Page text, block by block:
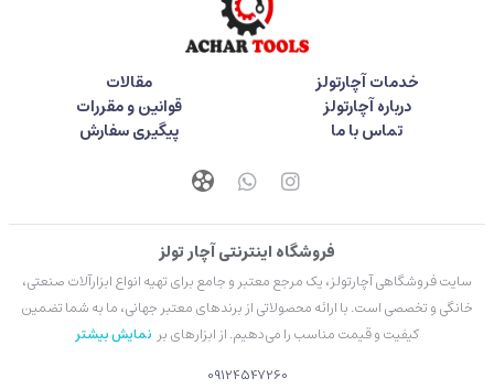
خدمات آچارتولز
مقالات
درباره آچارتولز
قوانین و مقررات
تماس با ما
پیگیری سفارش
فروشگاه اینترنتی آچار تولز
سایت فروشگاهی آچارتولز، یک مرجع معتبر و جامع برای تهیه انواع ابزارآلات صنعتی،
خانگی و تخصصی است. با ارائه محصولاتی از برندهای معتبر جهانی، ما به شما تضمین
کیفیت و قیمت مناسب را می‌دهیم. از ابزارهای بر نمایش بیشتر
09124547260